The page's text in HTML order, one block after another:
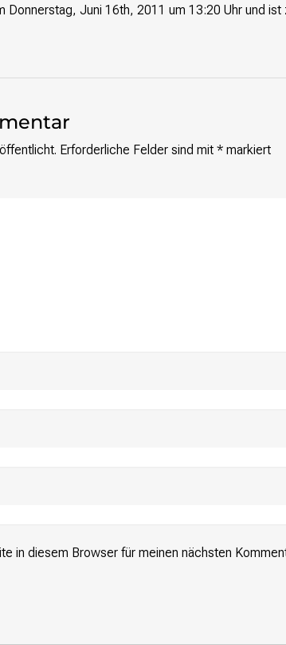
Donnerstag, Juni 16th, 2011 um 13:20 Uhr und ist
Erforderliche Felder sind mit * markiert
in diesem Browser für meinen nächsten